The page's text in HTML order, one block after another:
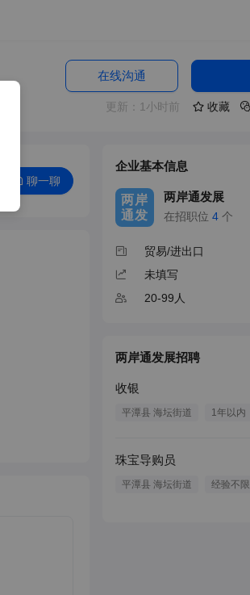
在线沟通
更新：1小时前 收藏
聊一聊
企业基本信息
两岸
通发
两岸通发展
在招职位 4 个
贸易/进出口
未填写
20-99人
两岸通发展招聘
收银
平潭县 海坛街道 1年以内
珠宝导购员
平潭县 海坛街道 经验不限